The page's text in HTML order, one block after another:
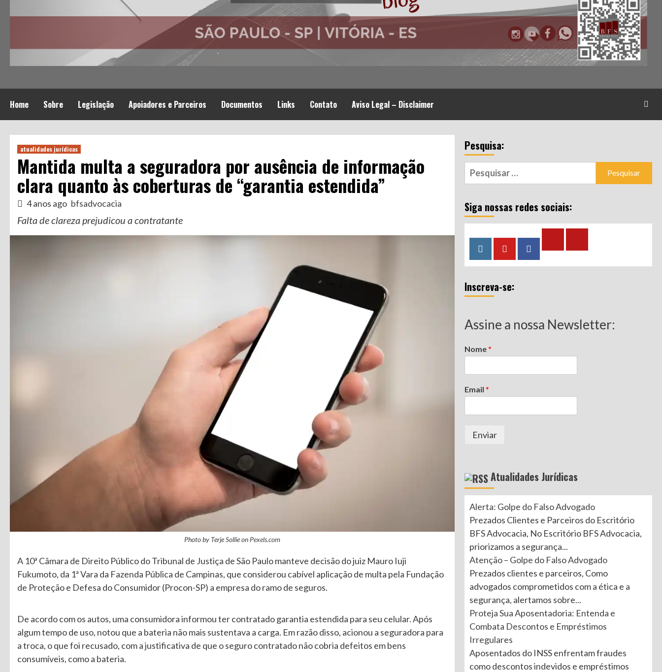
Home Sobre Legislação Apoiadores e Parceiros Documentos Links Contato Aviso Legal – Disclaimer
atualidades jurídicas
Mantida multa a seguradora por ausência de informação
clara quanto às coberturas de “garantia estendida”
4 anos ago bfsadvocacia
Falta de clareza prejudicou a contratante
Photo by Terje Sollie on Pexels.com
A 10ª Câmara de Direito Público do Tribunal de Justiça de São Paulo manteve decisão do juiz Mauro Iuji
Fukumoto, da 1ª Vara da Fazenda Pública de Campinas, que considerou cabível aplicação de multa pela Fundação
de Proteção e Defesa do Consumidor (Procon-SP) a empresa do ramo de seguros.
De acordo com os autos, uma consumidora informou ter contratado garantia estendida para seu celular. Após
algum tempo de uso, notou que a bateria não mais sustentava a carga. Em razão disso, acionou a seguradora para
a troca, o que foi recusado, com a justificativa de que o seguro contratado não cobria defeitos em bens
consumíveis, como a bateria.
Pesquisa:
Pesquisar
por:
Siga nossas redes sociais:
InstagramYouTubeFacebook
Inscreva-se:
Assine a nossa Newsletter:
Nome*
Email *
Enviar
Atualidades Jurídicas
Alerta: Golpe do Falso Advogado
Prezados Clientes e Parceiros do Escritório
BFS Advocacia, No Escritório BFS Advocacia,
priorizamos a segurança...
Atenção – Golpe do Falso Advogado
Prezados clientes e parceiros, Como
advogados comprometidos com a ética e a
segurança, alertamos sobre...
Proteja Sua Aposentadoria: Entenda e
Combata Descontos e Empréstimos
Irregulares
Aposentados do INSS enfrentam fraudes
como descontos indevidos e empréstimos